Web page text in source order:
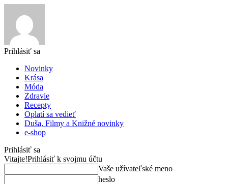
Prihlásiť sa
Novinky
Krása
Móda
Zdravie
Recepty
Oplatí sa vedieť
Duša, Filmy a Knižné novinky
e-shop
Prihlásiť sa
Vitajte!Prihlásiť k svojmu účtu
Vaše užívateľské meno
heslo